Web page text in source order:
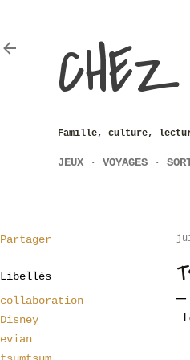
Famille, culture,
JEUX VOYAGES
Partager
Libellés
collaboration
Disney
evian